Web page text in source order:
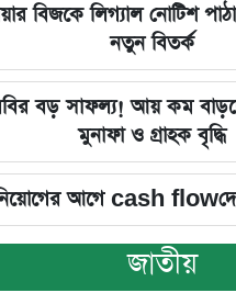
বিজকে লিগ্যাল নোটিশ
নতুন বিতর্ক
বড় সাফল্য! আয় কম
মুনাফা ও গ্রাহক বৃদ্ধি
আগে cash
জাতীয়